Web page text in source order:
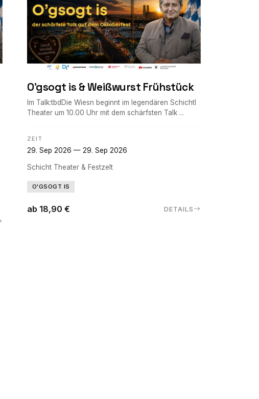
O'gsogt is & Weißwurst Frühstück
Im Talk:tbdDie Wiesn beginnt im legendären Schichtl
Theater um 10.00 Uhr mit dem schärfsten Talk ...
ZEIT
29. Sep 2026 — 29. Sep 2026
Schicht Theater & Festzelt
O'GSOGT IS
ab 18,90 € DETAILS